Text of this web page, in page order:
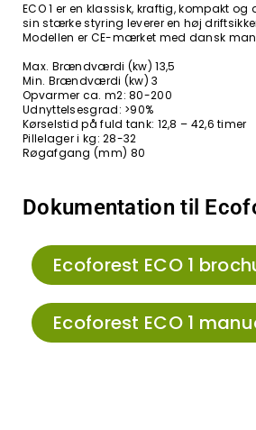
ECO 1 er en klassisk, kraftig, kompakt
sin stærke styring leverer en høj
Modellen er CE-mærket med dansk
Max. Brændværdi (kw) 13,5
Min. Brændværdi (kw) 3
Opvarmer ca. m2: 80-200
Udnyttelsesgrad: >90%
Kørselstid på fuld tank: 12,8 – 42,6 timer
Pillelager i kg: 28-32
Røgafgang (mm) 80
Dokumentation til
Ecoforest ECO 1
Ecoforest ECO 1